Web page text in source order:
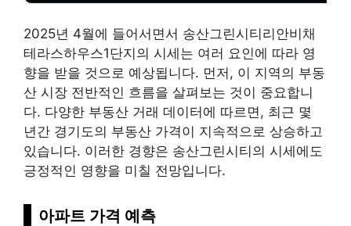
2025년 4월에 들어서면서 송산그린시티리안비채
테라스하우스1단지의 시세는 여러 요인에 따라 영
향을 받을 것으로 예상됩니다. 먼저, 이 지역의 부동
산 시장 전반적인 흐름을 살펴보는 것이 중요합니
다. 다양한 부동산 거래 데이터에 따르면, 최근 몇
년간 경기도의 부동산 가격이 지속적으로 상승하고
있습니다. 이러한 경향은 송산그린시티의 시세에도
긍정적인 영향을 미칠 전망입니다.
아파트 가격 예측